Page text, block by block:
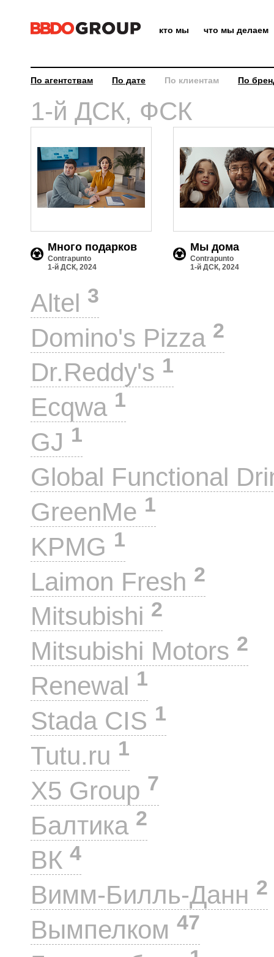
кто мы что мы делаем
По агентствам По дате По клиентам По
1-й ДСК, ФСК
Много подарков
Contrapunto
1-й ДСК, 2024
Мы дома
Contrapunto
1-й ДСК, 2024
Altel 3
Domino's Pizza 2
Dr.Reddy's 1
Ecqwa 1
GJ 1
Global Functional
GreenMe 1
KPMG 1
Laimon Fresh 2
Mitsubishi 2
Mitsubishi Motors 2
Renewal 1
Stada CIS 1
Tutu.ru 1
X5 Group 7
Балтика 2
ВК 4
Вимм-Билль-Данн 2
Вымпелком 47